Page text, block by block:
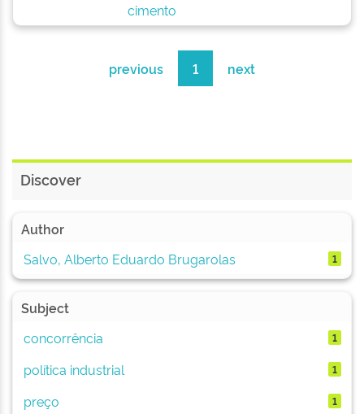
cimento
previous 1 next
Discover
Author
Salvo, Alberto Eduardo Brugarolas
1
Subject
concorrência
1
política industrial 1
preço 1